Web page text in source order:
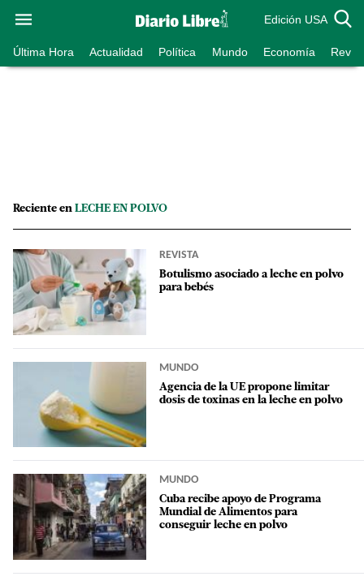
Edición USA
Última Hora Actualidad Política Mundo Economía
Reciente en LECHE EN POLVO
REVISTA
Botulismo asociado a leche en polvo
para bebés
MUNDO
Agencia de la UE propone limitar
dosis de toxinas en la leche en polvo
MUNDO
Cuba recibe apoyo de Programa
Mundial de Alimentos para
conseguir leche en polvo